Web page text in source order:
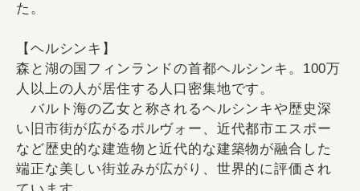
た。
【ヘルシンキ】
森と湖の国フィンランドの首都ヘルシンキ。100万
人以上の人が居住する人口密集地です。
バルト海の乙女と称されるヘルシンキや歴史深
い旧市街が広がるポルヴォー、近代都市エスポー
など歴史的な建造物と近代的な建築物が融合した
端正な美しい街並みが広がり、世界的に評価され